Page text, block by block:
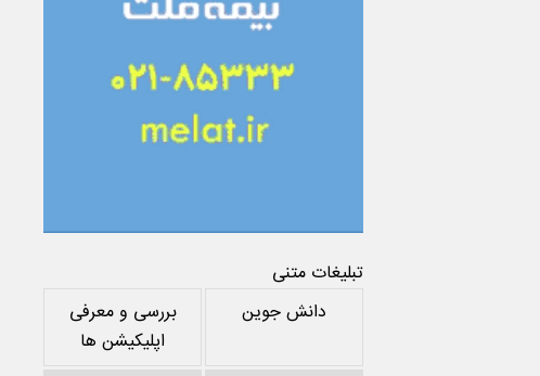
تبلیغات متنی
دانش جوین
بررسی و معرفی
اپلیکیشن ها